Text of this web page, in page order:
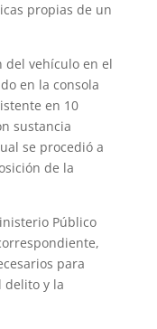
propias de un
del vehículo en el
en la consola
en 10
sustancia
se procedió a
de la
Público
para
delito y la